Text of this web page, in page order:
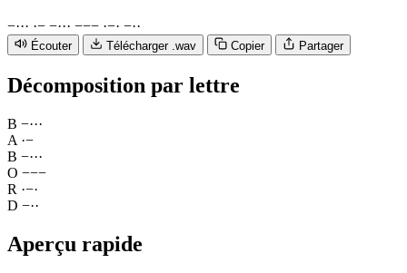
−··· ·− −··· −−− ·−· −··
Écouter Télécharger .wav Copier Partager
Décomposition par lettre
B −···
A ·−
B −···
O −−−
R ·−·
D −··
Aperçu rapide